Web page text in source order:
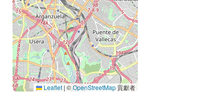
Leaflet | ©OpenStreetMap貢獻者